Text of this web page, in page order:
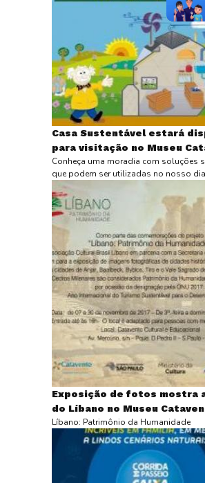
Casa Sustentável estará
para visitação no Museu
Conheça uma moradia com soluções
que podem ser utilizadas no nosso
Exposição de fotos mostra
do Líbano no Museu
Líbano: Patrimônio da Humanidade